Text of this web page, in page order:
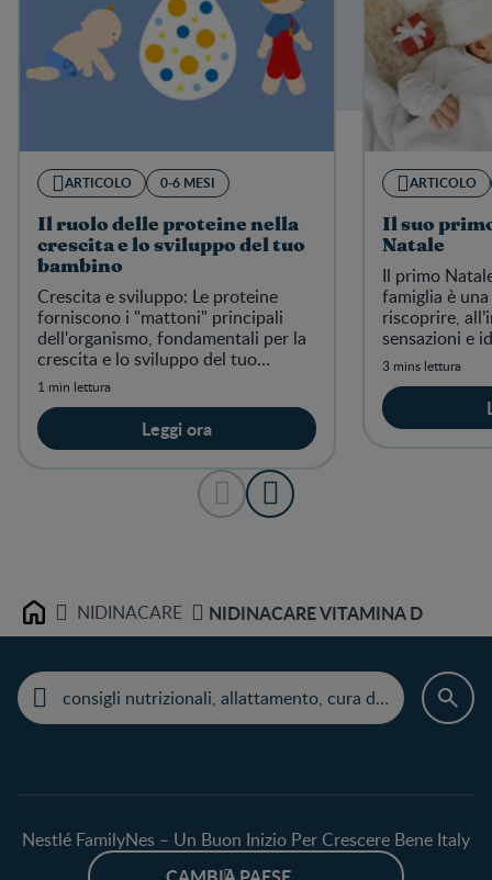
ARTICOLO 0-6 MESI
Il ruolo delle proteine nella
crescita e lo sviluppo del tuo
bambino
Crescita e sviluppo: Le proteine
forniscono i "mattoni" principali
dell'organismo, fondamentali per la
crescita e lo sviluppo del tuo
bambino.
1 min lettura
Leggi ora
ARTICOLO
Il suo
Natale
Il primo
famiglia è
riscoprire,
sensazioni e
le più belle.
3 mins lettura
Home NIDINACARE NIDINACARE VITAMINA D
Nestlé FamilyNes – Un Buon Inizio Per Crescere Bene Italy